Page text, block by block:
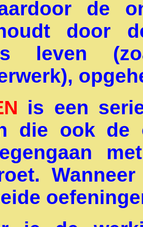
de
door
leven
is een
die ook de